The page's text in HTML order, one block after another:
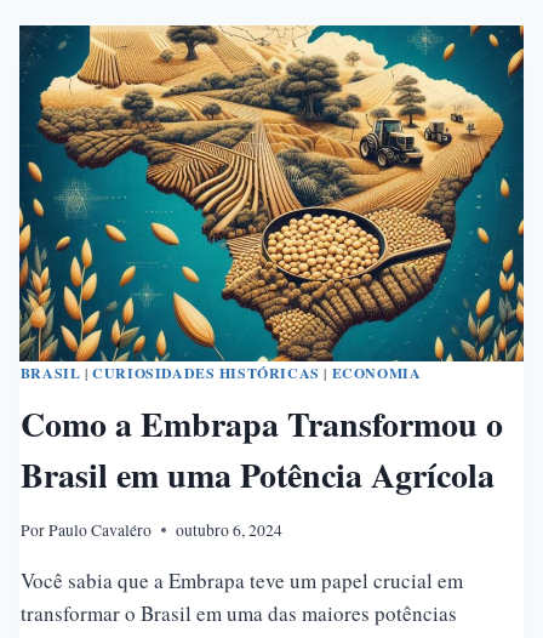
O
OESTE:
UM
BRASIL
DESBRAVADO
BRASIL |CURIOSIDADES HISTÓRICAS | ECONOMIA
Como a Embrapa Transformou o
Brasil em uma Potência Agrícola
PorPaulo Cavaléro outubro 6, 2024
Você sabia que a Embrapa teve um papel crucial em
transformar o Brasil em uma das maiores potências